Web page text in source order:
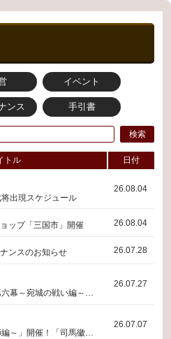
イベント
ンス 手引書
検索
トル 日付
将出現スケジュール
26.08.04
ップ「三国市」開催 26.08.04
ンスのお知らせ 26.07.28
26.07.27
「群雄集字～水鏡清談師編～」開催！「司馬徽」の将魂を集めよう
26.07.07